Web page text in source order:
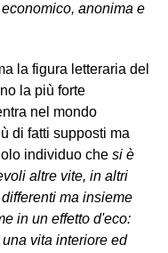
anonima e
la figura letteraria del
la più forte
nel mondo
di fatti supposti ma
individuo che si è
altre vite, in altri
ma insieme
in un effetto d'eco:
vita interiore ed